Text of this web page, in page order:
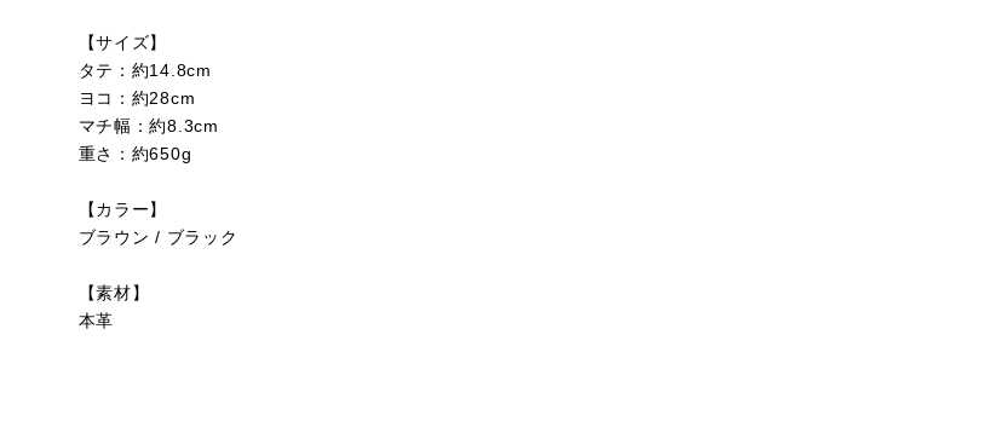
【サイズ】
タテ：約14.8cm
ヨコ：約28cm
マチ幅：約8.3cm
重さ：約650g
【カラー】
ブラウン / ブラック
【素材】
本革